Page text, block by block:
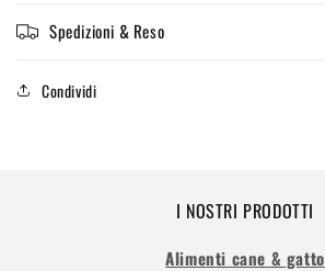
Spedizioni & Reso
Condividi
I NOSTRI PRODOTTI
Alimenti cane & gatto